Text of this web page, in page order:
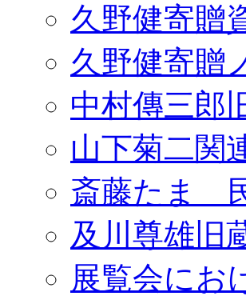
久野健寄贈
久野健寄贈
中村傳三郎
山下菊二関
斎藤たま
及川尊雄旧
展覧会にお